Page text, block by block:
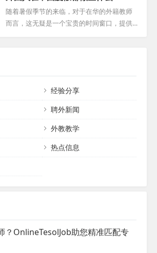
年服务的外籍教师，了解自己在签证转让方
面...
司不仅为西安带来了大量的就业机会，更成
为推动城市持续发展的强大引擎。因此，外
是必不可少的一步。本指南将为您提供详尽
的信息，以确保您在中国停留期间顺利且合
有外国人临时住宿登记表格是必不可少的。
登记表的种类与获...
随着暑假季节的来临，对于在华的外籍教师
而言，这无疑是一个宝贵的时间窗口，提供
间回国与家人团聚，或开启一段国际旅行，
比如会有些外国人在中国度假。为确保旅行
顺利，提前规划至关重要。预订机票、处理
签证等事宜应尽早安排，以免遇到不必要的
麻烦。回国可以品尝到家乡的美食，与家人
共度美好时光；而国际旅行则能带来新的视
经验分享
聘外新闻
外教教学
热点信息
？OnlineTesolJob助您精准匹配专